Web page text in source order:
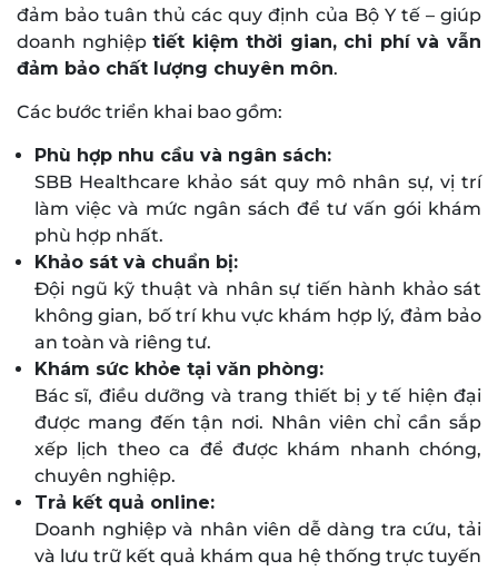
đảm bảo tuân thủ các quy định của Bộ Y tế – giúp
doanh nghiệptiết kiệm thời gian, chi phí và vẫn
đảm bảo chất lượng chuyên môn.
Các bước triển khai bao gồm:
Phù hợp nhu cầu và ngân sách:
SBB Healthcare khảo sát quy mô nhân sự, vị trí
làm việc và mức ngân sách để tư vấn gói khám
phù hợp nhất.
Khảo sát và chuẩn bị:
Đội ngũ kỹ thuật và nhân sự tiến hành khảo sát
không gian, bố trí khu vực khám hợp lý, đảm bảo
an toàn và riêng tư.
Khám sức khỏe tại văn phòng:
Bác sĩ, điều dưỡng và trang thiết bị y tế hiện đại
được mang đến tận nơi. Nhân viên chỉ cần sắp
xếp lịch theo ca để được khám nhanh chóng,
chuyên nghiệp.
Trả kết quả online:
Doanh nghiệp và nhân viên dễ dàng tra cứu, tải
và lưu trữ kết quả khám qua hệ thống trực tuyến